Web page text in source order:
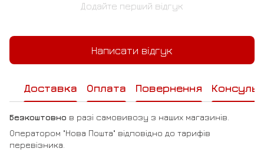
Додайте перший відгук
Написати відгук
Доставка Оплата Повернення
Безкоштовно в разі самовивозу з наших магазинів.
Оператором "Нова Пошта" відповідно до тарифів
перевізника.